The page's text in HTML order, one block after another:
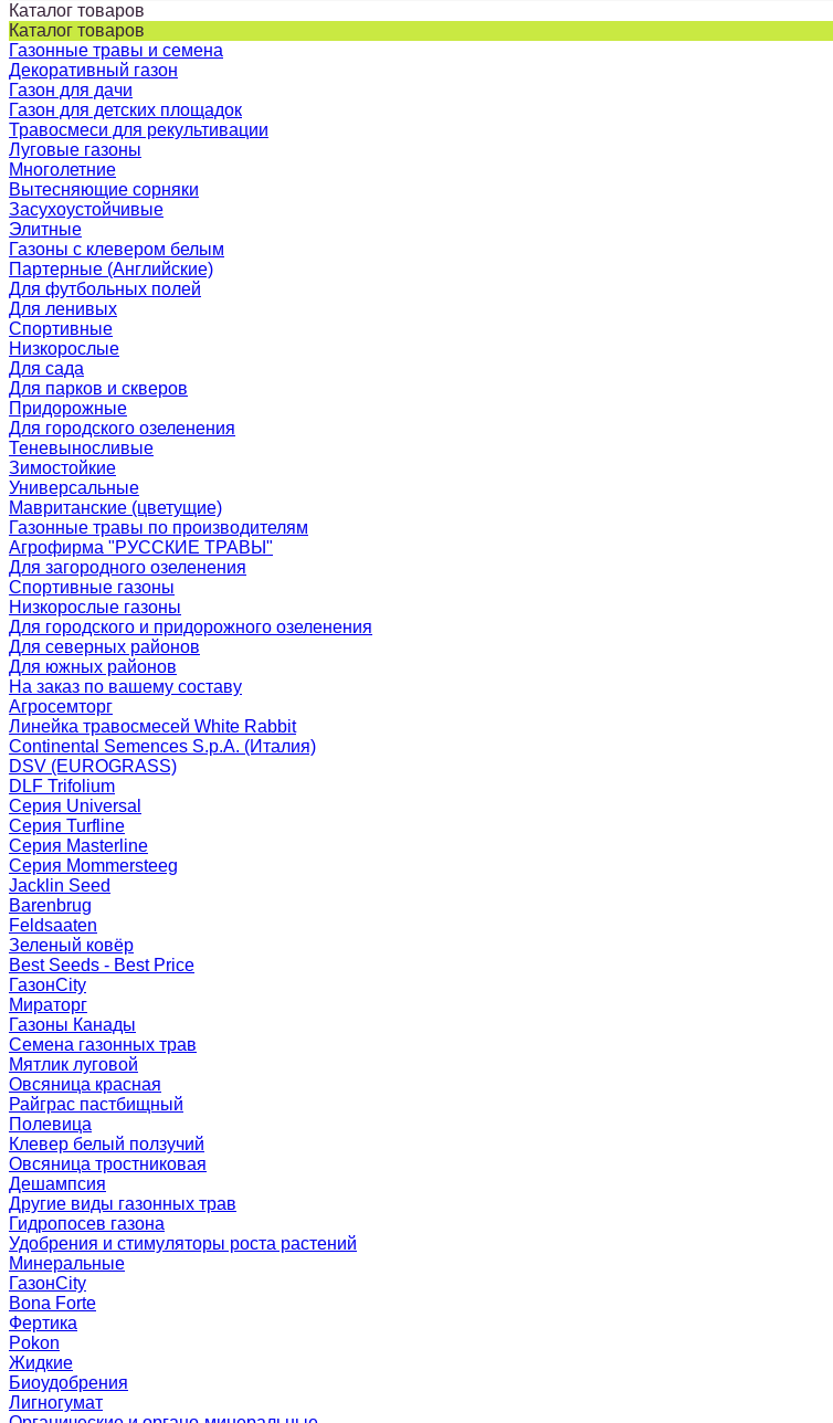
Каталог товаров
Каталог товаров
Газонные травы и семена
Декоративный газон
Газон для дачи
Газон для детских площадок
Травосмеси для рекультивации
Луговые газоны
Многолетние
Вытесняющие сорняки
Засухоустойчивые
Элитные
Газоны с клевером белым
Партерные (Английские)
Для футбольных полей
Для ленивых
Спортивные
Низкорослые
Для сада
Для парков и скверов
Придорожные
Для городского озеленения
Теневыносливые
Зимостойкие
Универсальные
Мавританские (цветущие)
Газонные травы по производителям
Агрофирма "РУССКИЕ ТРАВЫ"
Для загородного озеленения
Спортивные газоны
Низкорослые газоны
Для городского и придорожного озеленения
Для северных районов
Для южных районов
На заказ по вашему составу
Агросемторг
Линейка травосмесей White Rabbit
Continental Semences S.p.A. (Италия)
DSV (EUROGRASS)
DLF Trifolium
Серия Universal
Серия Turfline
Серия Masterline
Серия Mommersteeg
Jacklin Seed
Barenbrug
Feldsaaten
Зеленый ковёр
Best Seeds - Best Price
ГазонCity
Мираторг
Газоны Канады
Семена газонных трав
Мятлик луговой
Овсяница красная
Райграс пастбищный
Полевица
Клевер белый ползучий
Овсяница тростниковая
Дешампсия
Другие виды газонных трав
Гидропосев газона
Удобрения и стимуляторы роста растений
Минеральные
ГазонCity
Bona Forte
Фертика
Pokon
Жидкие
Биоудобрения
Лигногумат